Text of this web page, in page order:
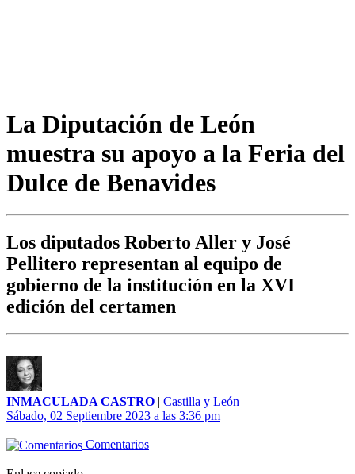
La Diputación de León
muestra su apoyo a la Feria del
Dulce de Benavides
Los diputados Roberto Aller y José
Pellitero representan al equipo de
gobierno de la institución en la XVI
edición del certamen
INMACULADA CASTRO | Castilla y León
Sábado, 02 Septiembre 2023 a las 3:36 pm
Comentarios